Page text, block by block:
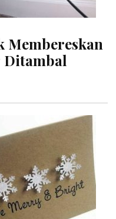
Membereskan
Ditambal